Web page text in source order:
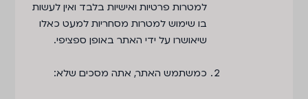
למטרות פרטיות ואישיות בלבד ואין לעשות
בו שימוש למטרות מסחריות למעט כאלו
שיאושרו על ידי האתר באופן ספציפי.
כמשתמש האתר, אתה מסכים שלא: